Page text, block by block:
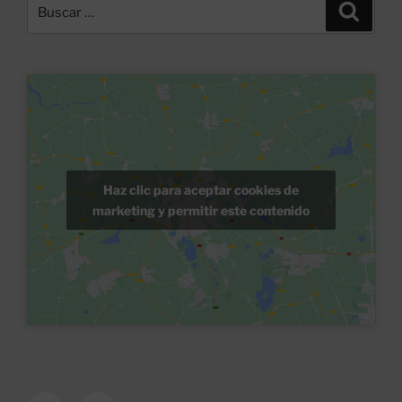
Haz clic para aceptar cookies de
marketing y permitir este contenido